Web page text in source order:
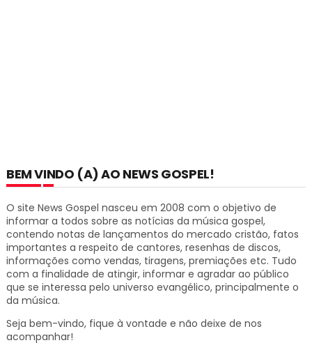
BEM VINDO (A) AO NEWS GOSPEL!
O site News Gospel nasceu em 2008 com o objetivo de
informar a todos sobre as notícias da música gospel,
contendo notas de lançamentos do mercado cristão, fatos
importantes a respeito de cantores, resenhas de discos,
informações como vendas, tiragens, premiações etc. Tudo
com a finalidade de atingir, informar e agradar ao público
que se interessa pelo universo evangélico, principalmente o
da música.
Seja bem-vindo, fique à vontade e não deixe de nos
acompanhar!